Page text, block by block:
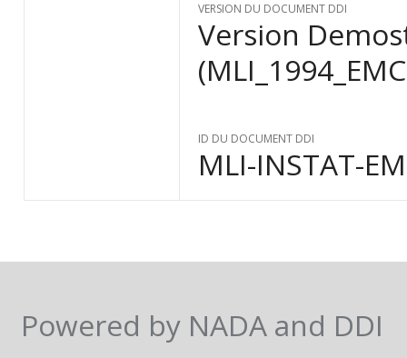
VERSION DU DOCUMENT DDI
Version
ID DU DOCUMENT DDI
MLI-INSTAT-
Powered by NADA and DDI